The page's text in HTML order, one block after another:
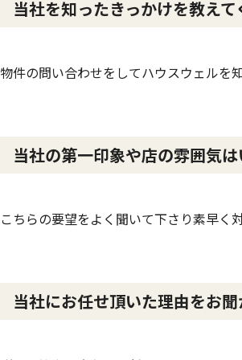
当社を知ったきっかけを教えて
物件の問い合わせをしてハウスウェルを
当社の第一印象や店の雰囲気
こちらの要望をよく聞いて下さり素早く
当社にお任せ頂いた理由をお